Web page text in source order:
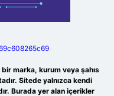
marka, kurum veya şahıs
Sitede yalnızca kendi
Burada yer alan içerikler